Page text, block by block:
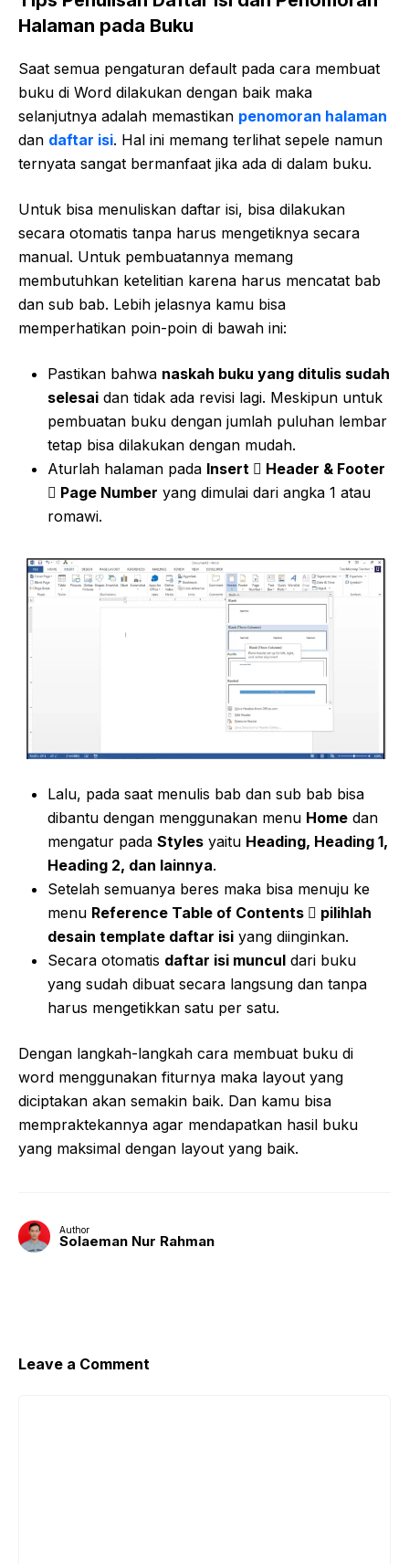
Halaman pada Buku
Saat semua pengaturan default pada cara membuat
buku di Word dilakukan dengan baik maka
selanjutnya adalah memastikan penomoran halaman
dan daftar isi. Hal ini memang terlihat sepele namun
ternyata sangat bermanfaat jika ada di dalam buku.
Untuk bisa menuliskan daftar isi, bisa dilakukan
secara otomatis tanpa harus mengetiknya secara
manual. Untuk pembuatannya memang
membutuhkan ketelitian karena harus mencatat bab
dan sub bab. Lebih jelasnya kamu bisa
memperhatikan poin-poin di bawah ini:
Pastikan bahwa naskah buku yang ditulis sudah
selesai dan tidak ada revisi lagi. Meskipun untuk
pembuatan buku dengan jumlah puluhan lembar
tetap bisa dilakukan dengan mudah.
Aturlah halaman pada Insert  Header & Footer
 Page Number yang dimulai dari angka 1 atau
romawi.
Lalu, pada saat menulis bab dan sub bab bisa
dibantu dengan menggunakan menu Home dan
mengatur pada Styles yaitu Heading, Heading 1,
Heading 2, dan lainnya.
Setelah semuanya beres maka bisa menuju ke
menu Reference Table of Contents  pilihlah
desain template daftar isi yang diinginkan.
Secara otomatis daftar isi muncul dari buku
yang sudah dibuat secara langsung dan tanpa
harus mengetikkan satu per satu.
Dengan langkah-langkah cara membuat buku di
word menggunakan fiturnya maka layout yang
diciptakan akan semakin baik. Dan kamu bisa
mempraktekannya agar mendapatkan hasil buku
yang maksimal dengan layout yang baik.
Author
Solaeman Nur Rahman
Leave a Comment